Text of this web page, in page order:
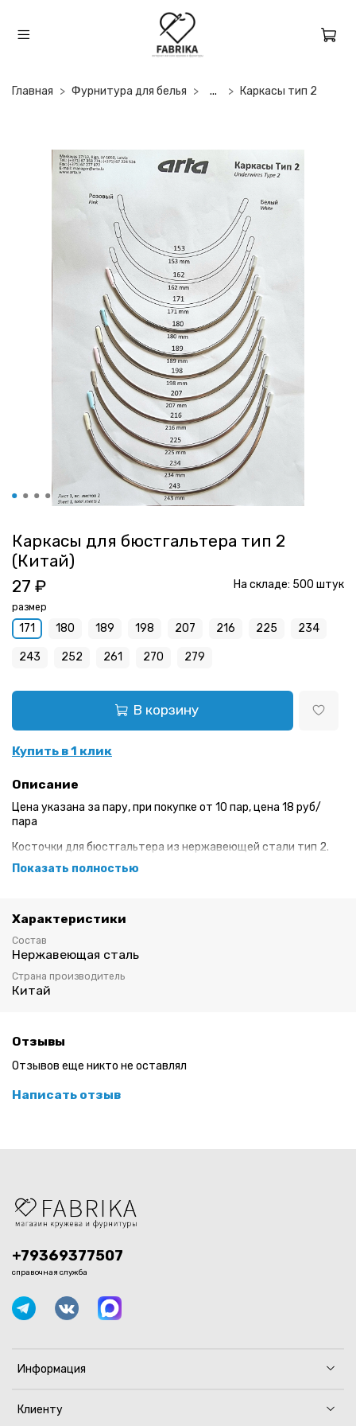
Главная Фурнитура для белья ... Каркасы тип 2
Каркасы для бюстгальтера тип 2
(Китай)
27 ₽
размер
171 180 189 198 207 216 225 234
243 252 261 270 279
В корзину
Купить в 1 клик
На складе: 500 штук
Описание
Цена указана за пару, при покупке от 10 пар, цена 18 руб/
пара
Косточки для бюстгальтера из нержавеющей стали тип 2.
Произведены по техническим рисункам фирмы Arta-F в
Китае. Сечение плоское, концы косточек надежно запаяны
поддерживают и выталкивают грудь вверх и к центу. Линия
Размеры каркасов:
171, 180, 189, 198, 207- Толщина каркасов 0,75 мм. Ширина
2,62 мм.
216, 225, 234, 243 - Толщина каркасов 1 мм. Ширина 2,5 мм.
Показать полностью
Характеристики
Состав
Нержавеющая сталь
Страна производитель
Китай
Отзывы
Отзывов еще никто не оставлял
Написать отзыв
Информация
Клиенту
+79369377507
справочная служба